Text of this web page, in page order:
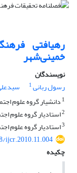
رهیافتی
خمینی‌شهر
نویسندگان
رسول ربانی1
1 دانشیار گروه علوم
2استادیار گروه علوم
3استادیار گروه علوم
ijcr.2010.11.004
چکیده